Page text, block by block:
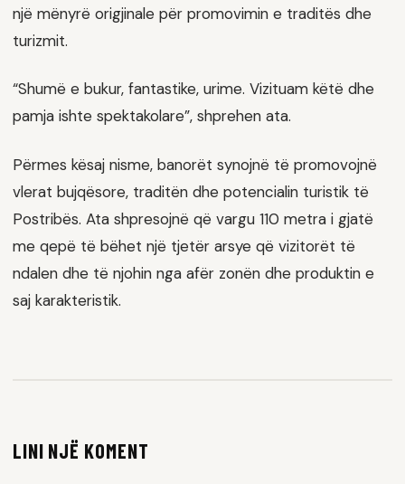
një mënyrë origjinale për promovimin e traditës dhe
turizmit.
“Shumë e bukur, fantastike, urime. Vizituam këtë dhe
pamja ishte spektakolare”, shprehen ata.
Përmes kësaj nisme, banorët synojnë të promovojnë
vlerat bujqësore, traditën dhe potencialin turistik të
Postribës. Ata shpresojnë që vargu 110 metra i gjatë
me qepë të bëhet një tjetër arsye që vizitorët të
ndalen dhe të njohin nga afër zonën dhe produktin e
saj karakteristik.
LINI NJË KOMENT